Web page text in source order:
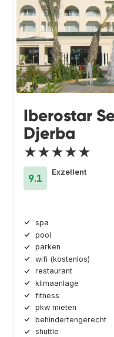
Iberostar
Djerba
★★★★★
9.1
Exzellent
spa
pool
parken
wifi (kostenlos)
restaurant
klimaanlage
fitness
pkw mieten
behindertengerecht
shuttle